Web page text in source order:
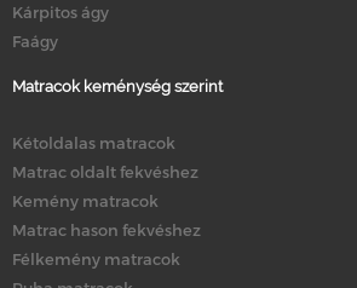
Kárpitos ágy
Faágy
Matracok keménység szerint
Kétoldalas matracok
Matrac oldalt fekvéshez
Kemény matracok
Matrac hason fekvéshez
Félkemény matracok